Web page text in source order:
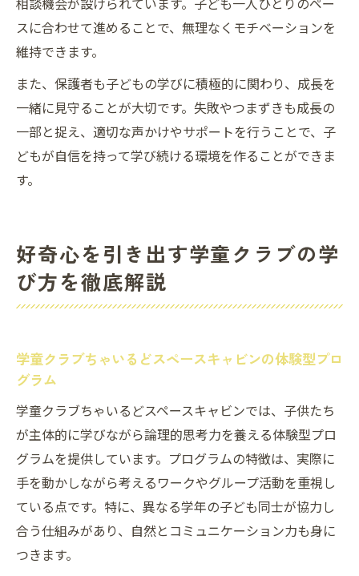
スに合わせて進めることで、無理なくモチベーションを
維持できます。
また、保護者も子どもの学びに積極的に関わり、成長を
一緒に見守ることが大切です。失敗やつまずきも成長の
一部と捉え、適切な声かけやサポートを行うことで、子
どもが自信を持って学び続ける環境を作ることができま
す。
好奇心を引き出す学童クラブの学
び方を徹底解説
学童クラブちゃいるどスペースキャビンの体験型プロ
グラム
学童クラブちゃいるどスペースキャビンでは、子供たち
が主体的に学びながら論理的思考力を養える体験型プロ
グラムを提供しています。プログラムの特徴は、実際に
手を動かしながら考えるワークやグループ活動を重視し
ている点です。特に、異なる学年の子ども同士が協力し
合う仕組みがあり、自然とコミュニケーション力も身に
つきます。